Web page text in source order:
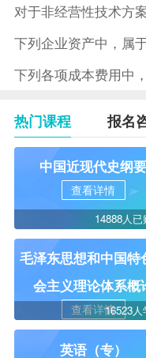
下列企业资产中，
下列各项成本费用中
热门课程 报名
中国近现代史纲要
查看详情
14888人
毛泽东思想和中国特
会主义理论体系概
查看详情16523人
英语（专）